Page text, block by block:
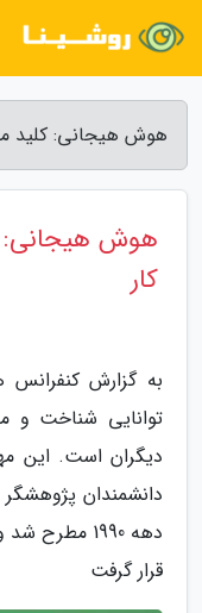
هوش هیجانی: کلید
هوش هیجانی:
کار
به گزارش
توانایی شناخت و
دیگران است. این
دانشمندان
دهه 1990
قرار گرفت